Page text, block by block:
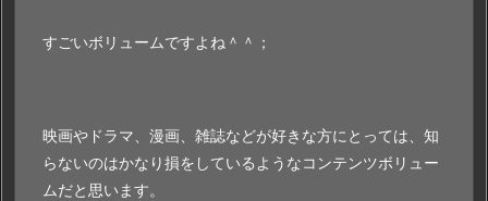
すごいボリュームですよね＾＾；
映画やドラマ、漫画、雑誌などが好きな方にとっては、知
らないのはかなり損をしているようなコンテンツボリュー
ムだと思います。